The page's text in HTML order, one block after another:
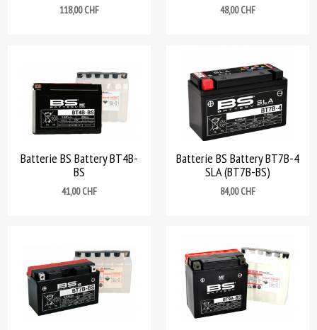
Prix
118,00 CHF Prix
48,00 CHF
Batterie BS Battery BT4B-
BS
Prix
41,00 CHF
Batterie BS Battery BT7B-4
SLA (BT7B-BS)
Prix
84,00 CHF